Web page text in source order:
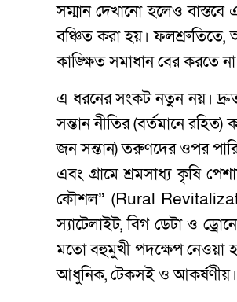
সম্মান দেখানো হলেও
বঞ্চিত করা হয়। ফলশ্রুতিতে,
কাঙ্ক্ষিত সমাধান বের করতে
এ ধরনের সংকট নতুন নয়।
সন্তান নীতির (বর্তমানে
জন সন্তান) তরুণদের ওপর
এবং গ্রামে শ্রমসাধ্য কৃষি
কৌশল” (Rural
স্যাটেলাইট, বিগ ডেটা ও
মতো বহুমুখী পদক্ষেপ নেওয়া
আধুনিক, টেকসই ও আকর্ষণীয়।